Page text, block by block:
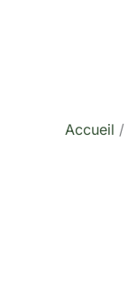
Accueil